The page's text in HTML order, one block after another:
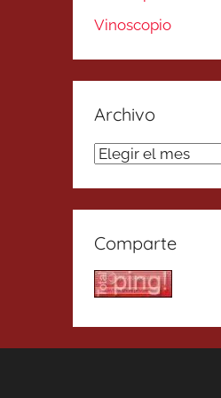
Vinoscopio
Archivo
Archivo
Comparte